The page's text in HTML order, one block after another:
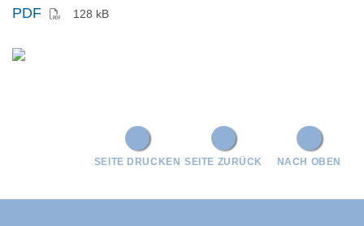
PDF 128 kB
NACH OBEN
SEITE ZURÜCK
SEITE DRUCKEN